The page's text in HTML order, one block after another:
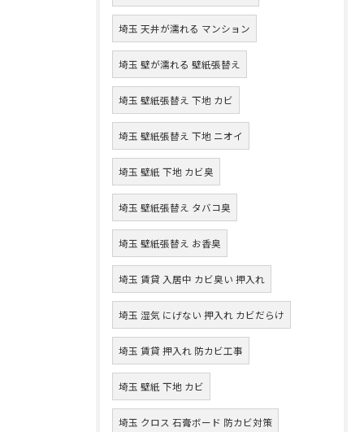
埼玉 天井が濡れる マンション
埼玉 壁が濡れる 壁紙張替え
埼玉 壁紙張替え 下地 カビ
埼玉 壁紙張替え 下地 ニオイ
埼玉 壁紙 下地 カビ臭
埼玉 壁紙張替え タバコ臭
埼玉 壁紙張替え お香臭
埼玉 賃貸 入居中 カビ臭い 押入れ
埼玉 湿気 にげない 押入れ カビだらけ
埼玉 賃貸 押入れ 防カビ工事
埼玉 壁紙 下地 カビ
埼玉 クロス 石膏ボード 防カビ対策